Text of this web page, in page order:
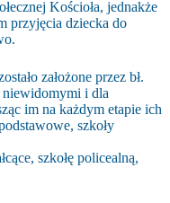
Kościoła, jednakże
przyjęcia dziecka do
założone przez bł.
niewidomymi i dla
im na każdym etapie ich
szkoły
szkołę policealną,